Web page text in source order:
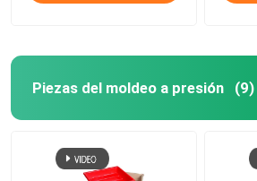
Piezas del moldeo a presión (9)